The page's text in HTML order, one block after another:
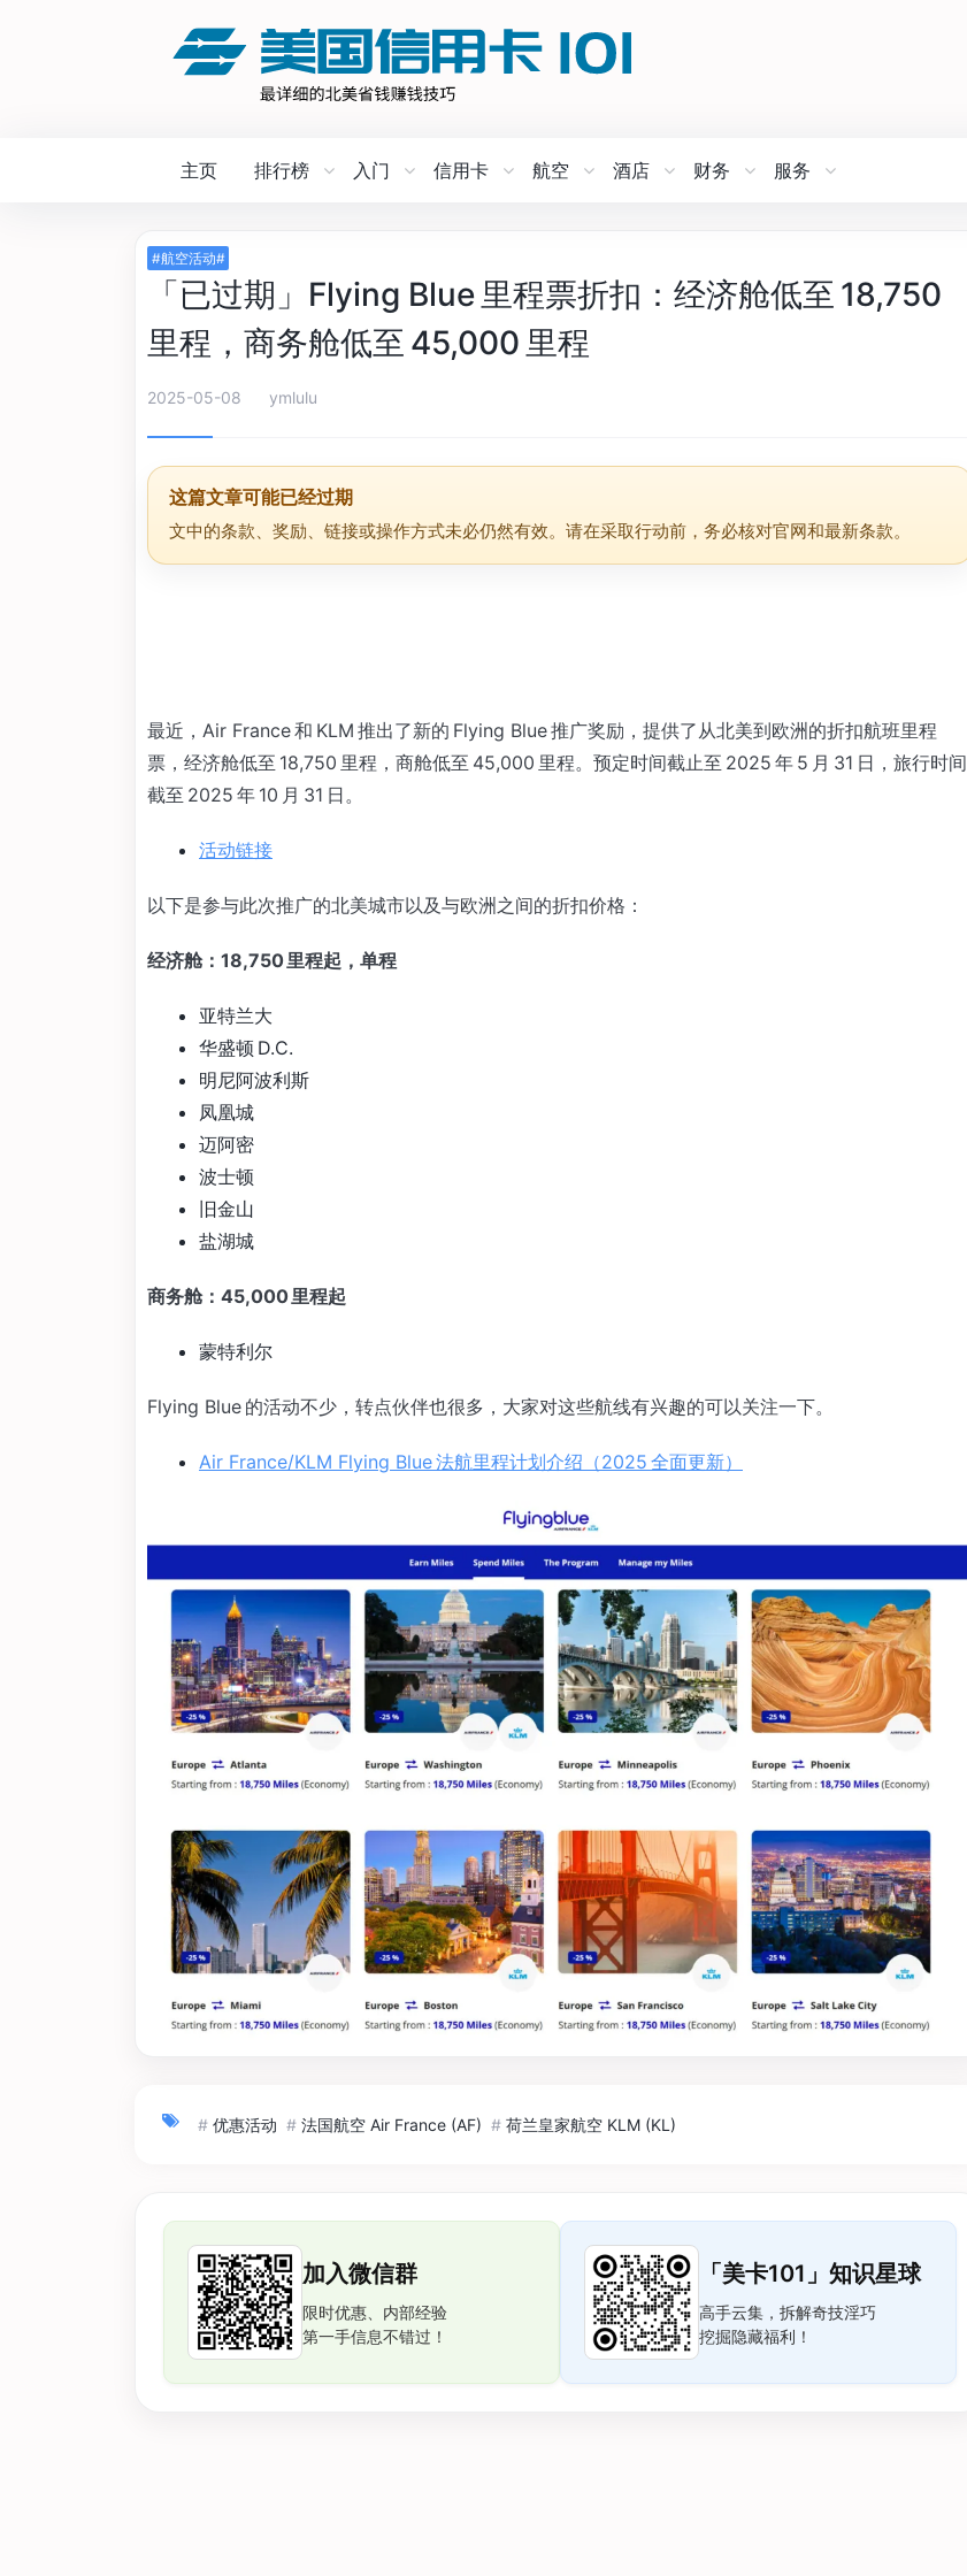
主页 排行榜 入门 信用卡 航空 酒店 财务 服务
#航空活动#
「已过期」Flying Blue 里程票折扣：经济舱低至 18,750
里程，商务舱低至 45,000 里程
2025-05-08 ymlulu
这篇文章可能已经过期
文中的条款、奖励、链接或操作方式未必仍然有效。请在采取行动前，务必核对官网和最新条款。
最近，Air France 和 KLM 推出了新的 Flying Blue 推广奖励，提供了从北美到欧洲的折扣航班里程
票，经济舱低至 18,750 里程，商舱低至 45,000 里程。预定时间截止至 2025 年 5 月 31 日，旅行时间
截至 2025 年 10 月 31 日。
活动链接
以下是参与此次推广的北美城市以及与欧洲之间的折扣价格：
经济舱：18,750 里程起，单程
亚特兰大
华盛顿 D.C.
明尼阿波利斯
凤凰城
迈阿密
波士顿
旧金山
盐湖城
商务舱：45,000 里程起
蒙特利尔
Flying Blue 的活动不少，转点伙伴也很多，大家对这些航线有兴趣的可以关注一下。
Air France/KLM Flying Blue 法航里程计划介绍（2025 全面更新）
# 优惠活动 # 法国航空 Air France (AF) # 荷兰皇家航空 KLM (KL)
加入微信群
限时优惠、内部经验
第一手信息不错过！
「美卡101」知识星球
高手云集，拆解奇技淫巧
挖掘隐藏福利！